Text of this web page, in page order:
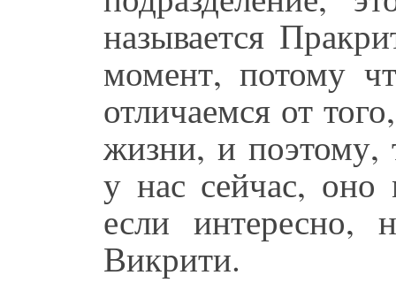
называется
момент, потому
отличаемся от
жизни, и поэтому,
у нас сейчас, оно
если интересно,
Викрити.